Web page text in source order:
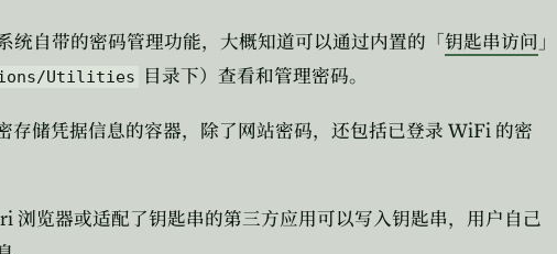
统自带的密码管理功能，大概知道可以通过内置的「 钥匙串访问」
Utilities 目录下）查看和管理密码。
存储凭据信息的容器，除了网站密码，还包括已登录 WiFi 的密
浏览器或适配了钥匙串的第三方应用可以写入钥匙串，用户自己